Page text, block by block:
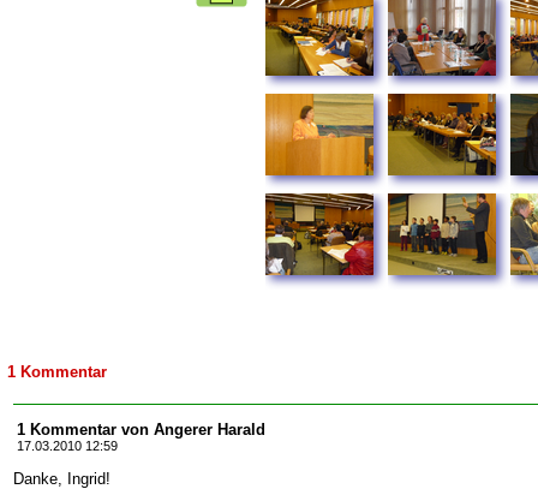
1 Kommentar
1 Kommentar von Angerer Harald
17.03.2010 12:59
Danke, Ingrid!